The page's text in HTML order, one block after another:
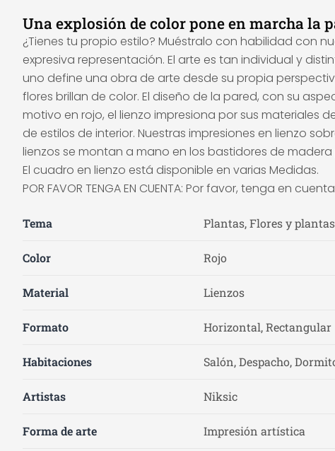
Una explosión de color pone en marcha la
¿Tienes tu propio estilo? Muéstralo con habilidad con
expresiva representación. El arte es tan individual y
uno define una obra de arte desde su propia
flores brillan de color. El diseño de la pared, con su
motivo en rojo, el lienzo impresiona por sus
de estilos de interior. Nuestras impresiones en lienzo
lienzos se montan a mano en los bastidores de
El cuadro en lienzo está disponible en varias Medidas.
POR FAVOR TENGA EN CUENTA: Por favor, tenga en
Tema Plantas, Flores y
Color Rojo
Material Lienzos
Formato Horizontal, Rectangular
Habitaciones Salón, Despacho,
Artistas Niksic
Forma de arte Impresión artística